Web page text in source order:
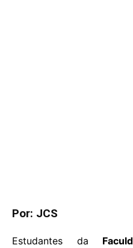
Por: JCS
Estudantes da